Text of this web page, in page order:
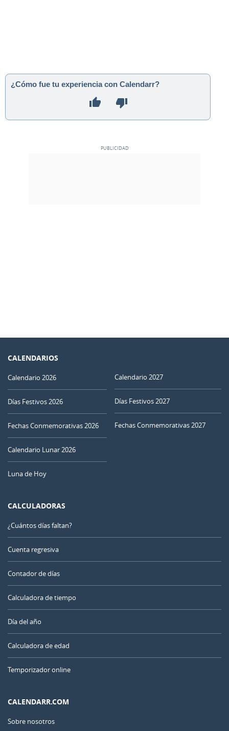
¿Cómo fue tu experiencia con Calendarr?
CALENDARIOS
Calendario 2026
Días Festivos 2026
Fechas Conmemorativas 2026
Calendario Lunar 2026
Luna de Hoy
Calendario 2027
Días Festivos 2027
Fechas Conmemorativas 2027
CALCULADORAS
¿Cuántos días faltan?
Cuenta regresiva
Contador de días
Calculadora de tiempo
Día del año
Calculadora de edad
Temporizador online
CALENDARR.COM
Sobre nosotros